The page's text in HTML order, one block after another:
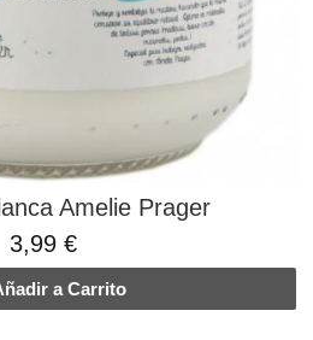
Amelie Prager
3,99 €
a Carrito